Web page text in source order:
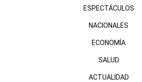
ESPECTÁCULOS
NACIONALES
ECONOMÍA
SALUD
ACTUALIDAD